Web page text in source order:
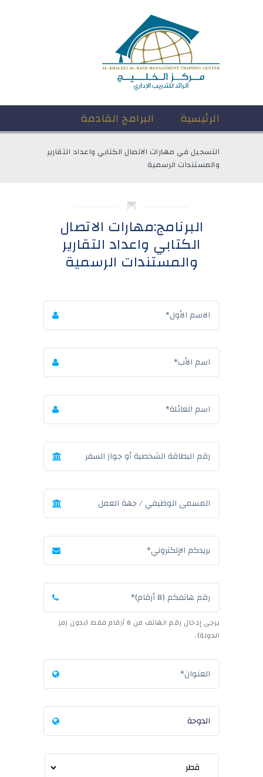
الرئيسية البرامج القادمة
التسجيل في مهارات الاتصال الكتابي واعداد التقارير
والمستندات الرسمية
البرنامج:مهارات الاتصال
الكتابي واعداد التقارير
والمستندات الرسمية
يرجى إدخال رقم الهاتف من 8 أرقام فقط (بدون رمز
الدولة).